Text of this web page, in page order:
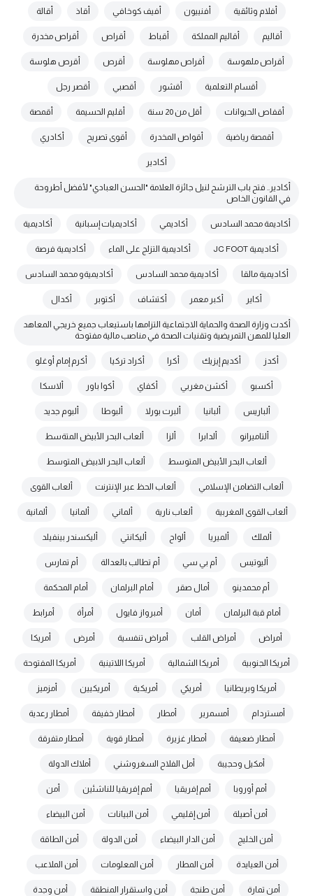
أفلام وثائقية أفنييون أفيف كوخافي أقاذ أقالة
أقاليم أقاليم المملكة أقباط أقراص أقراص مخدرة
أقراص ملهوسة أقراص مهلوسة أقرص أقرص هلوسة
أقسام التعلمية أقشور أقصبي أقصر رجل
أقفاص الحيوانات أقل من 20 سنة أقليم الحسيمة أقمصة
أقمصة رياضية أقواص المخدرة أقوى تصريح أكادري
أكادير
أكادير.. فتح باب الترشح لنيل جائزة العلامة "الحسن العبادي" لأفضل أطروحة
في القانون الخاص
أكاديمة محمد السادس أكاديمي أكاديميات إسبانية أكاديمية
أكاديمية JC FOOT أكاديمية التزلج على الماء أكاديمية فرصة
أكاديمية مالقا أكاديمية محمد السادس أكاديميةو محمد السادس
أكاير أكبر معمر أكتشاف أكتوبر أكدال
أكدت وزارة الصحة والحماية الاجتماعية التزامها باستيعاب جميع خريجي المعاهد
العليا للمهن التمريضية وتقنيات الصحة في مناصب مالية مفتوحة
أكدز أكديم إيزيك أكرا أكراد تركيا أكرم إمام أوغلو
أكسبو أكشن مغربي أكفاي أكوا باور ألاسكا
ألباريس ألبانيا ألبرت بورلا ألبوطا ألبوم جديد
ألتاميرانو ألدابرا ألزا ألعاب البحر الأبيض المتةسط
ألعاب البحر الأبيض المتوسط ألعاب البحر الابيض المتوسط
ألعاب التضامن الإسلامي ألعاب الحظ عبر الإنترنت ألعاب القوى
ألعاب القوى المغربية ألعاب نارية ألماني ألمانيا ألمانية
ألملك ألميريا ألواح أليكانتي أليكسندر بينفيلد
أليوتيس أم بي سي أم تطالب بالعدالة أم تمارس
أم محمدينو أمال صقر أمام البرلمان أمام المحكمة
أمام قبة البرلمان أمان أمبرواز فايول أمرأة أمرابط
أمراض أمراض القلب أمراض تنفسية أمرض أمريكا
أمريكا الجنوبية أمريكا الشمالية أمريكا اللاتينية أمريكا المفتوحة
أمريكا وبريطانيا أمريكي أمريكية أمريكيين أمزميز
أمستردام أمسمرير أمطار أمطار خفيفة أمطار رعدية
أمطار ضعيفة أمطار غزيرة أمطار قوية أمطار متفرقة
أمكيل وحجيبة أمل الفلاح السغروشني أملاك الدولة
أمم أوروبا أمم إفريقيا أمم إفريقيا للناشئين أمن
أمن أصيلة أمن إقليمي أمن البيانات أمن البيضاء
أمن الخليج أمن الدار البيضاء أمن الدولة أمن الطاقة
أمن العيايدة أمن المطار أمن المعلومات أمن الملاعب
أمن تمارة أمن طنجة أمن واستقرار المنطقة أمن وجدة